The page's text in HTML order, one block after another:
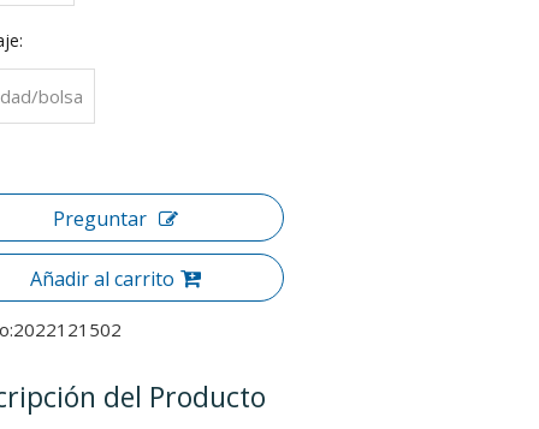
bolsa
Preguntar
Añadir al carrito
2022121502
del Producto